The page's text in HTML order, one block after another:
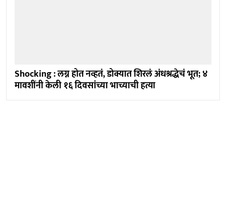
Shocking : लग्न होत नव्हतं, डोक्यात शिरलं अंधश्रद्धेचं भूत; ४
मावशींनी केली १६ दिवसांच्या भाच्याची हत्या